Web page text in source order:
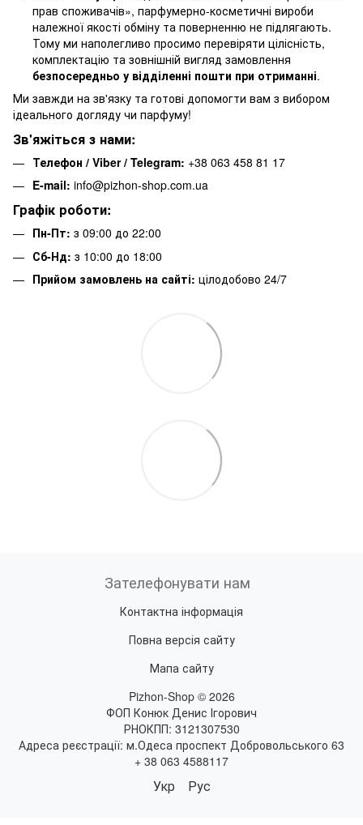
прав споживачів», парфумерно-косметичні вироби
належної якості обміну та поверненню не підлягають.
Тому ми наполегливо просимо перевіряти цілісність,
комплектацію та зовнішній вигляд замовлення
безпосередньо у відділенні пошти при отриманні.
Ми завжди на зв'язку та готові допомогти вам з вибором
ідеального догляду чи парфуму!
Зв'яжіться з нами:
Телефон / Viber / Telegram: +38 063 458 81 17
E-mail: info@pizhon-shop.com.ua
Графік роботи:
Пн-Пт: з 09:00 до 22:00
Сб-Нд: з 10:00 до 18:00
Прийом замовлень на сайті: цілодобово 24/7
Зателефонувати нам
Контактна інформація
Повна версія сайту
Мапа сайту
Pizhon-Shop © 2026
ФОП Конюк Денис Ігорович
РНОКПП: 3121307530
Адреса реєстрації: м.Одеса проспект Добровольського 63
+ 38 063 4588117
Укр Рус